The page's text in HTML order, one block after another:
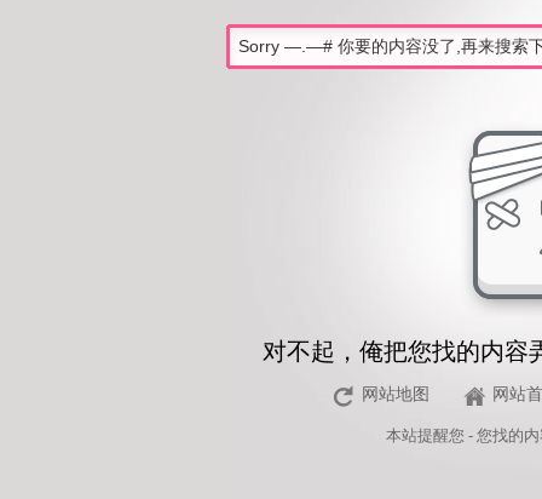
对不起，俺把您找的内容
网站地图 网站
本站提醒您 - 您找的